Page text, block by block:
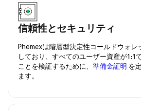
信頼性とセキュリティ
Phemexは階層型決定性コールドウォレ
しており、すべてのユーザー資産が1:1
ことを検証するために、 準備金証明 を
ます。